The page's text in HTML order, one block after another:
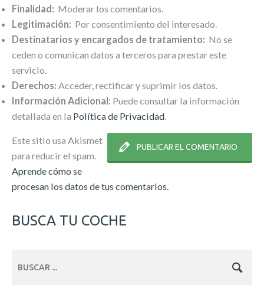
Finalidad: Moderar los comentarios.
Legitimación: Por consentimiento del interesado.
Destinatarios y encargados de tratamiento: No se
ceden o comunican datos a terceros para prestar este
servicio.
Derechos: Acceder, rectificar y suprimir los datos.
Información Adicional: Puede consultar la información
detallada en la Política de Privacidad.
Este sitio usa Akismet
para reducir el spam.
Aprende cómo se
procesan los datos de tus comentarios.
BUSCA TU COCHE